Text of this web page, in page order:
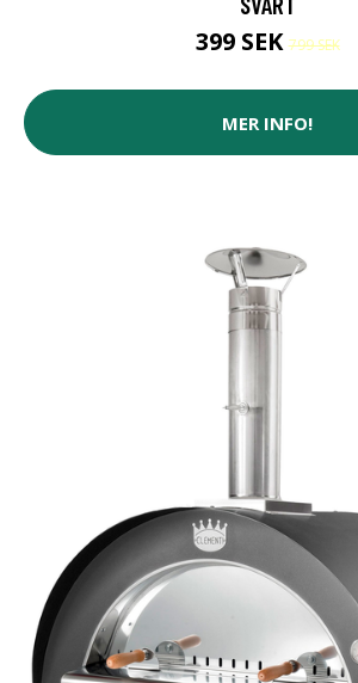
399 SEK799 SEK
MER INFO!